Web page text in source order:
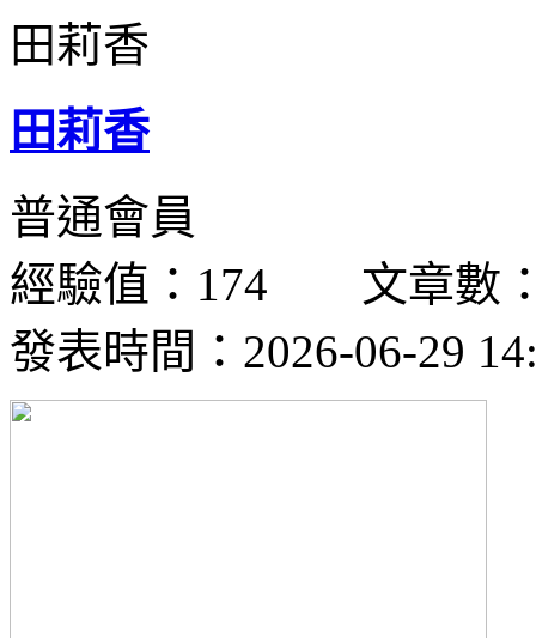
田莉香
普通會員
經驗值：174 文章數
發表時間：2026-06-29